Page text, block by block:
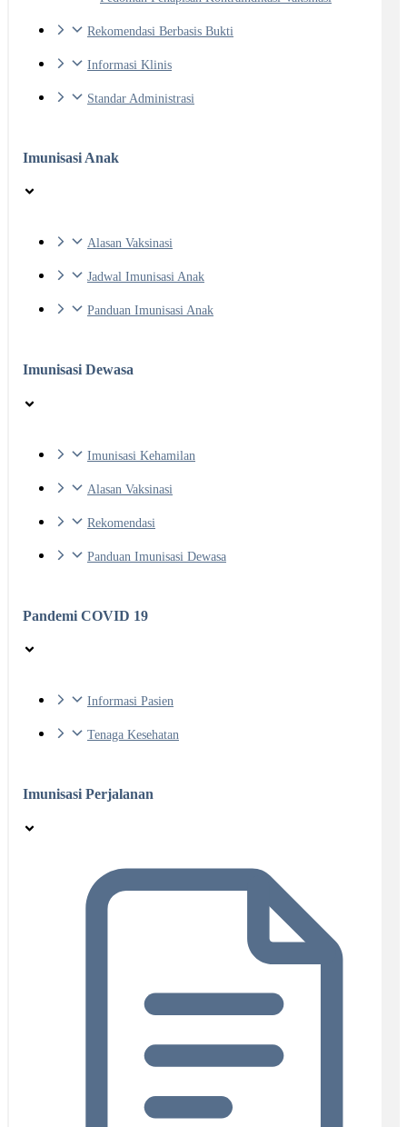
Rekomendasi Berbasis Bukti
Informasi Klinis
Standar Administrasi
Imunisasi Anak
Alasan Vaksinasi
Jadwal Imunisasi Anak
Panduan Imunisasi Anak
Imunisasi Dewasa
Imunisasi Kehamilan
Alasan Vaksinasi
Rekomendasi
Panduan Imunisasi Dewasa
Pandemi COVID 19
Informasi Pasien
Tenaga Kesehatan
Imunisasi Perjalanan